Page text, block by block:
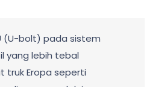
(U-bolt) pada sistem
yang lebih tebal
truk Eropa seperti